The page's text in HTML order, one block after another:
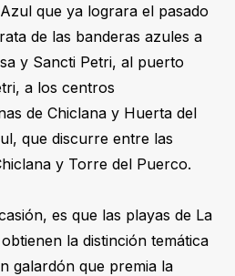
que ya lograra el pasado
de las banderas azules a
y Sancti Petri, al puerto
a los centros
de Chiclana y Huerta del
que discurre entre las
y Torre del Puerco.
es que las playas de La
la distinción temática
galardón que premia la